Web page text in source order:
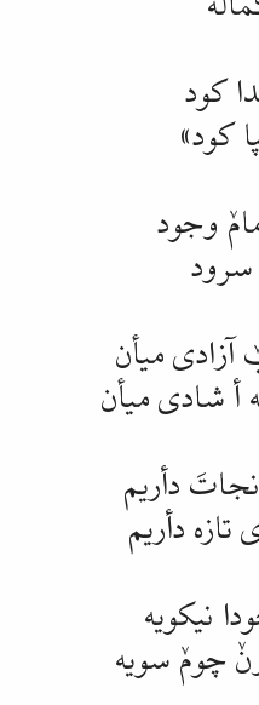
کود
کود»
وجود
میأن
شادی میأن
دأریم
دأریم
نیکویه
چومٚسویه